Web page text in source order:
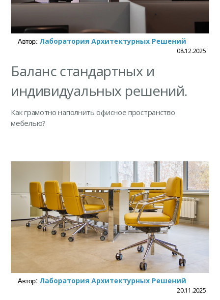
Автор: Лаборатория Архитектурных Решений
08.12.2025
Баланс стандартных и
индивидуальных решений.
Как грамотно наполнить офисное пространство
мебелью?
Автор: Лаборатория Архитектурных Решений
20.11.2025